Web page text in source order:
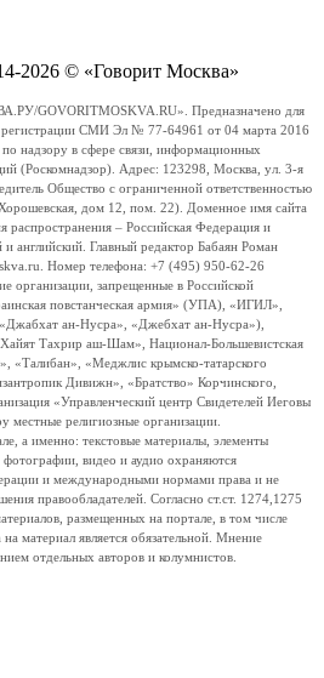
2026 © «Говорит Москва»
GOVORITMOSKVA.RU». Предназначено для
регистрации СМИ Эл № 77-64961 от 04 марта 2016
надзору в сфере связи, информационных
(Роскомнадзор). Адрес: 123298, Москва, ул. 3-я
Общество с ограниченной ответственностью
дом 12, пом. 22). Доменное имя сайта
– Российская Федерация и
английский. Главный редактор Бабаян Роман
Номер телефона: +7 (495) 950-62-26
организации, запрещенные в Российской
повстанческая армия» (УПА), «ИГИЛ»,
ан-Нусра», «Джебхат ан-Нусра»),
Тахрир аш-Шам», Национал-Большевистская
«Меджлис крымско-татарского
Дивижн», «Братство» Корчинского,
«Управленческий центр Свидетелей Иеговы
местные религиозные организации.
а именно: текстовые материалы, элементы
фотографии, видео и аудио охраняются
и международными нормами права и не
правообладателей. Согласно ст.ст. 1274,1275
размещенных на портале, в том числе
материал является обязательной. Мнение
отдельных авторов и колумнистов.